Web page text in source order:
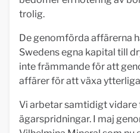
trolig.
De genomförda affärerna
Swedens egna kapital till
inte främmande för att
affärer för att växa
Vi arbetar samtidigt
ägarspridningar. I maj